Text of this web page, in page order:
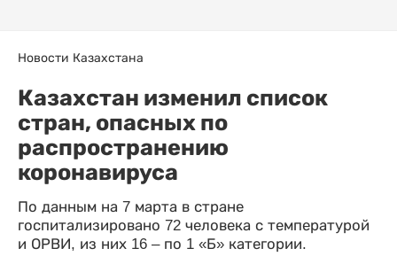
Новости Казахстана
Казахстан изменил список
стран, опасных по
распространению
коронавируса
По данным на 7 марта в стране
госпитализировано 72 человека с температурой
и ОРВИ, из них 16 – по 1 «Б» категории.